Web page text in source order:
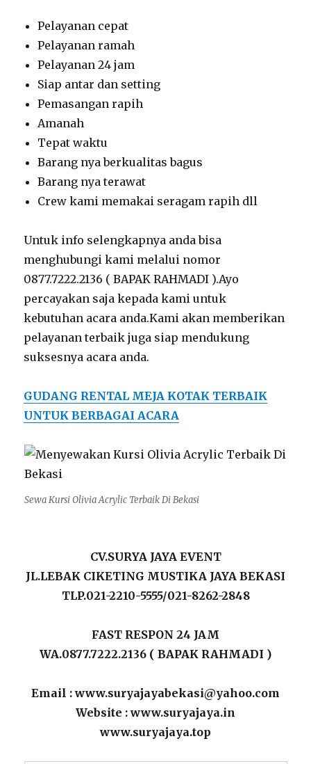
Pelayanan cepat
Pelayanan ramah
Pelayanan 24 jam
Siap antar dan setting
Pemasangan rapih
Amanah
Tepat waktu
Barang nya berkualitas bagus
Barang nya terawat
Crew kami memakai seragam rapih dll
Untuk info selengkapnya anda bisa
menghubungi kami melalui nomor
0877.7222.2136 ( BAPAK RAHMADI ).Ayo
percayakan saja kepada kami untuk
kebutuhan acara anda.Kami akan memberikan
pelayanan terbaik juga siap mendukung
suksesnya acara anda.
GUDANG RENTAL MEJA KOTAK TERBAIK
UNTUK BERBAGAI ACARA
Sewa Kursi Olivia Acrylic Terbaik Di Bekasi
CV.SURYA JAYA EVENT
JL.LEBAK CIKETING MUSTIKA JAYA BEKASI
TLP.021-2210-5555/021-8262-2848
FAST RESPON 24 JAM
WA.0877.7222.2136 ( BAPAK RAHMADI )
Email : www.suryajayabekasi@yahoo.com
Website : www.suryajaya.in
www.suryajaya.top